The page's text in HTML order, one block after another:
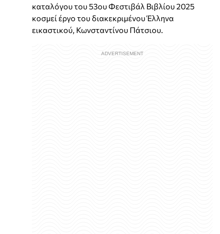
καταλόγου του 53ου Φεστιβάλ Βιβλίου 2025
κοσμεί έργο του διακεκριμένου Έλληνα
εικαστικού, Κωνσταντίνου Πάτσιου.